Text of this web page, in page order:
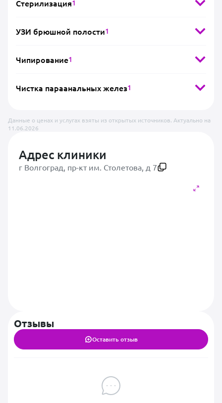
Стерилизация1
УЗИ брюшной полости1
Чипирование1
Чистка параанальных желез1
Данные о ценах и услугах взяты из открытых источников. Актуально на
11.06.2026
Адрес клиники
г Волгоград, пр-кт им. Столетова, д 7
Отзывы
Оставить отзыв